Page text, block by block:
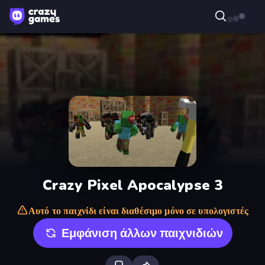
Crazy Pixel Apocalypse 3
Αυτό το παιχνίδι είναι διαθέσιμο μόνο σε υπολογιστές
Εμφάνιση άλλων παιχνιδιών